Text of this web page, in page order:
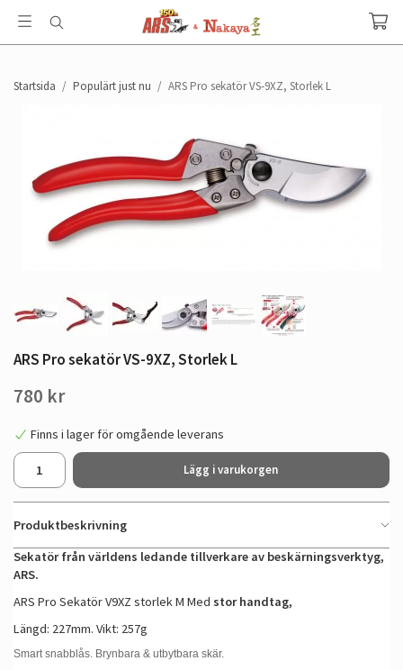
Startsida / Populärt just nu / ARS Pro sekatör VS-9XZ, Storlek L
ARS Pro sekatör VS-9XZ, Storlek L
780 kr
Finns i lager för omgående leverans
Lägg i varukorgen
Produktbeskrivning
Sekatör från världens ledande tillverkare av beskärningsverktyg,
ARS.
ARS Pro Sekatör V9XZ storlek M Med stor handtag,
Längd: 227mm. Vikt: 257g
Smart snabblås. Brynbara & utbytbara skär.